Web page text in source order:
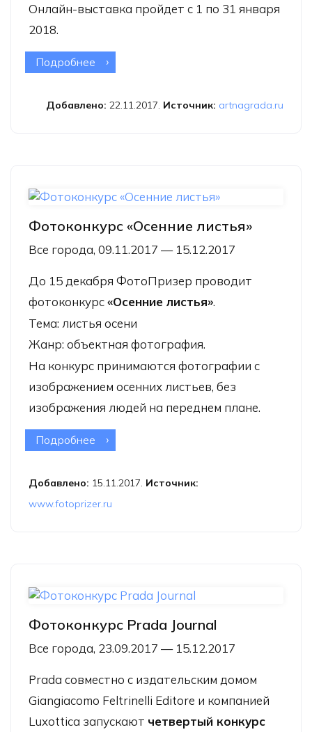
Онлайн-выставка пройдет с 1 по 31 января
2018.
Подробнее о Конкурс «Открытый» (Open 2018)
Добавлено: 22.11.2017. Источник: artnagrada.ru
Фотоконкурс «Осенние листья»
Все города, 09.11.2017 — 15.12.2017
До 15 декабря ФотоПризер проводит
фотоконкурс«Осенние листья».
Тема: листья осени
Жанр: объектная фотография.
На конкурс принимаются фотографии с
изображением осенних листьев, без
изображения людей на переднем плане.
Подробнее о Фотоконкурс «Осенние листья»
Добавлено: 15.11.2017. Источник:
www.fotoprizer.ru
Фотоконкурс Prada Journal
Все города, 23.09.2017 — 15.12.2017
Prada совместно с издательским домом
Giangiacomo Feltrinelli Editore и компанией
Luxottica запускают четвертый конкурс